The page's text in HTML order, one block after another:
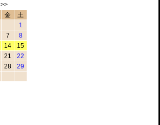
>>
金
土
1
7
8
14
15
21
22
28
29